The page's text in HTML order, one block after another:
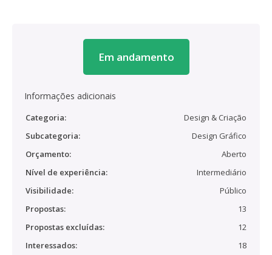
Em andamento
Informações adicionais
Categoria:
Design & Criação
Subcategoria:
Design Gráfico
Orçamento:
Aberto
Nível de experiência:
Intermediário
Visibilidade:
Público
Propostas:
13
Propostas excluídas:
12
Interessados:
18